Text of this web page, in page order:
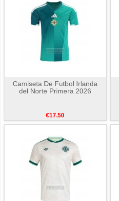
Camiseta De Futbol Irlanda
del Norte Primera 2026
€17.50